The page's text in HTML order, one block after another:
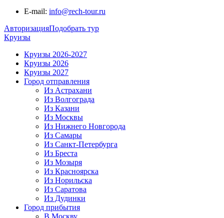
E-mail: info@rech-tour.ru
АвторизацияПодобрать тур
Круизы
Круизы 2026-2027
Круизы 2026
Круизы 2027
Город отправления
Из Астрахани
Из Волгограда
Из Казани
Из Москвы
Из Нижнего Новгорода
Из Самары
Из Санкт-Петербурга
Из Бреста
Из Мозыря
Из Красноярска
Из Норильска
Из Саратова
Из Дудинки
Город прибытия
В Москву